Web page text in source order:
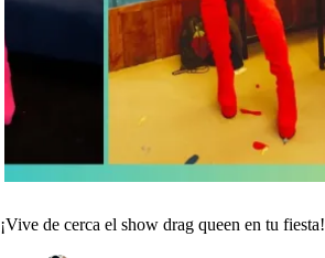
¡Vive de cerca el show drag queen en tu fiesta!